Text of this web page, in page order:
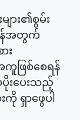
ား၏စွမ်း
န်အတွက်
း
ဖြစ်စေရန်
းပေးသည့်
ရှာဖွေပါ